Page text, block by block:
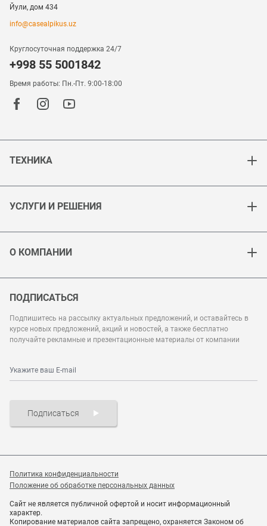
Йули, дом 434
info@casealpikus.uz
Круглосуточная поддержка 24/7
+998 55 5001842
Время работы: Пн.-Пт. 9:00-18:00
ТЕХНИКА
УСЛУГИ И РЕШЕНИЯ
О КОМПАНИИ
ПОДПИСАТЬСЯ
Подпишитесь на рассылку актуальных предложений, и оставайтесь в
курсе новых предложений, акций и новостей, а также бесплатно
получайте рекламные и презентационные материалы от компании
Подписаться
Политика конфиденциальности
Положение об обработке персональных данных
Сайт не является публичной офертой и носит информационный
характер.
Копирование материалов сайта запрещено, охраняется Законом об